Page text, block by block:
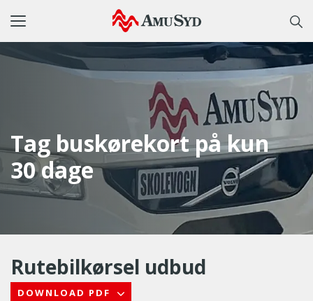
Toggle
Tag buskørekort på kun
30 dage
Rutebilkørsel udbud
DOWNLOAD PDF